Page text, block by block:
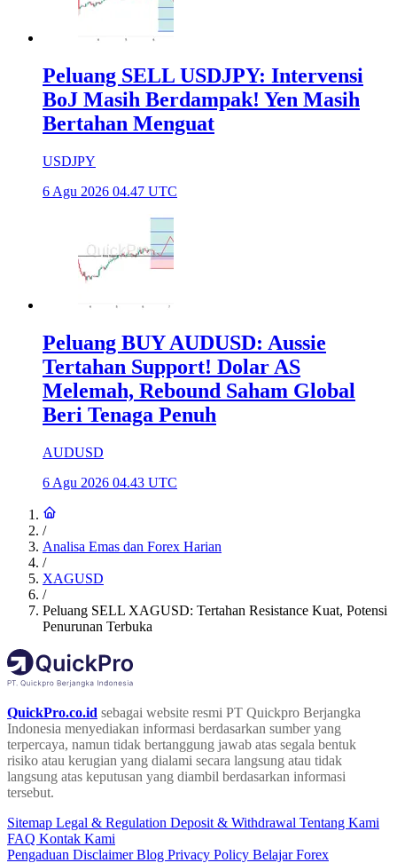
Peluang SELL USDJPY: Intervensi
BoJ Masih Berdampak! Yen Masih
Bertahan Menguat
USDJPY
6 Agu 2026 04.47 UTC
Peluang BUY AUDUSD: Aussie
Tertahan Support! Dolar AS
Melemah, Rebound Saham Global
Beri Tenaga Penuh
AUDUSD
6 Agu 2026 04.43 UTC
/
Analisa Emas dan Forex Harian
/
XAGUSD
/
Peluang SELL XAGUSD: Tertahan Resistance Kuat, Potensi
Penurunan Terbuka
QuickPro.co.id sebagai website resmi PT Quickpro Berjangka
Indonesia menyediakan informasi berdasarkan sumber yang
terpercaya, namun tidak bertanggung jawab atas segala bentuk
risiko atau kerugian yang dialami secara langsung atau tidak
langsung atas keputusan yang diambil berdasarkan informasi
tersebut.
Sitemap Legal & Regulation Deposit & Withdrawal Tentang Kami
FAQ Kontak Kami
Pengaduan DisclaimerBlog Privacy Policy Belajar Forex